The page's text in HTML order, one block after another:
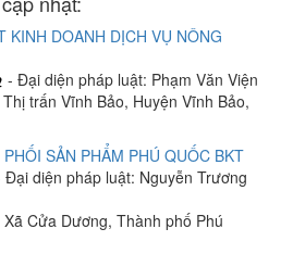
KINH DOANH DỊCH VỤ NÔNG
- Đại diện pháp luật: Phạm Văn Viện
trấn Vĩnh Bảo, Huyện Vĩnh Bảo,
SẢN PHẨM PHÚ QUỐC BKT
Đại diện pháp luật: Nguyễn Trương
Cửa Dương, Thành phố Phú